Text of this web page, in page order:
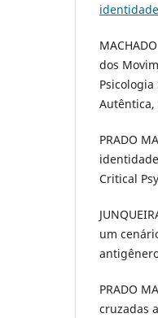
dos
Autêntica,
PRADO
Critical
um
PRADO
cruzadas